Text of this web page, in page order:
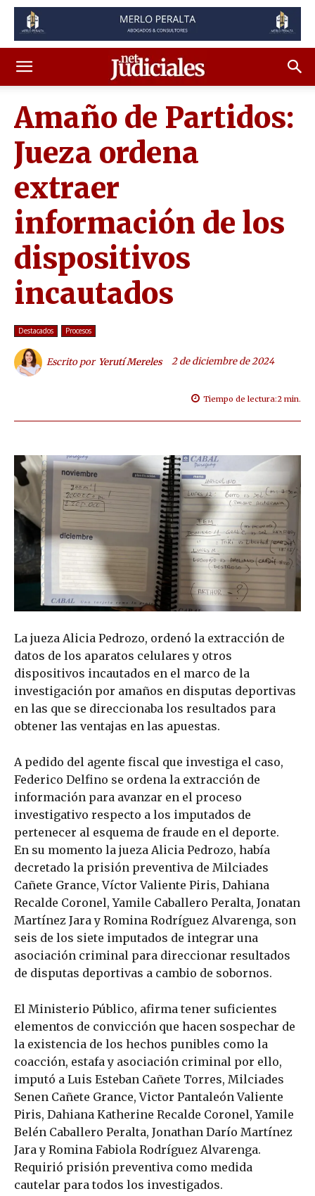
Amaño de Partidos:
Jueza ordena
extraer
información de los
dispositivos
incautados
Destacados Procesos
Escrito por Yerutí Mereles 2 de diciembre de 2024
Tiempo de lectura:2 min.
La jueza Alicia Pedrozo, ordenó la extracción de
datos de los aparatos celulares y otros
dispositivos incautados en el marco de la
investigación por amaños en disputas deportivas
en las que se direccionaba los resultados para
obtener las ventajas en las apuestas.
A pedido del agente fiscal que investiga el caso,
Federico Delfino se ordena la extracción de
información para avanzar en el proceso
investigativo respecto a los imputados de
pertenecer al esquema de fraude en el deporte.
En su momento la jueza Alicia Pedrozo, había
decretado la prisión preventiva de Milciades
Cañete Grance, Víctor Valiente Piris, Dahiana
Recalde Coronel, Yamile Caballero Peralta, Jonatan
Martínez Jara y Romina Rodríguez Alvarenga, son
seis de los siete imputados de integrar una
asociación criminal para direccionar resultados
de disputas deportivas a cambio de sobornos.
El Ministerio Público, afirma tener suficientes
elementos de convicción que hacen sospechar de
la existencia de los hechos punibles como la
coacción, estafa y asociación criminal por ello,
imputó a Luis Esteban Cañete Torres, Milciades
Senen Cañete Grance, Victor Pantaleón Valiente
Piris, Dahiana Katherine Recalde Coronel, Yamile
Belén Caballero Peralta, Jonathan Darío Martínez
Jara y Romina Fabiola Rodríguez Alvarenga.
Requirió prisión preventiva como medida
cautelar para todos los investigados.